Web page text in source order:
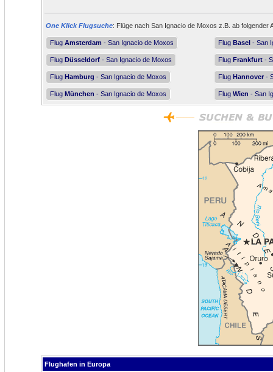
One Klick Flugsuche: Flüge nach San Ignacio de Moxos z.B. ab folgender
Flug Amsterdam - San Ignacio de Moxos Flug Basel - San
Flug Düsseldorf - San Ignacio de Moxos Flug Frankfurt -
Flug Hamburg - San Ignacio de Moxos Flug Hannover -
Flug München - San Ignacio de Moxos Flug Wien - San
Flughafen in Europa